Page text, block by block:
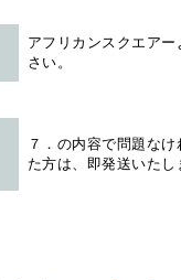
アフリカンスクエアー
さい。
７．の内容で問題な
た方は、即発送いたし